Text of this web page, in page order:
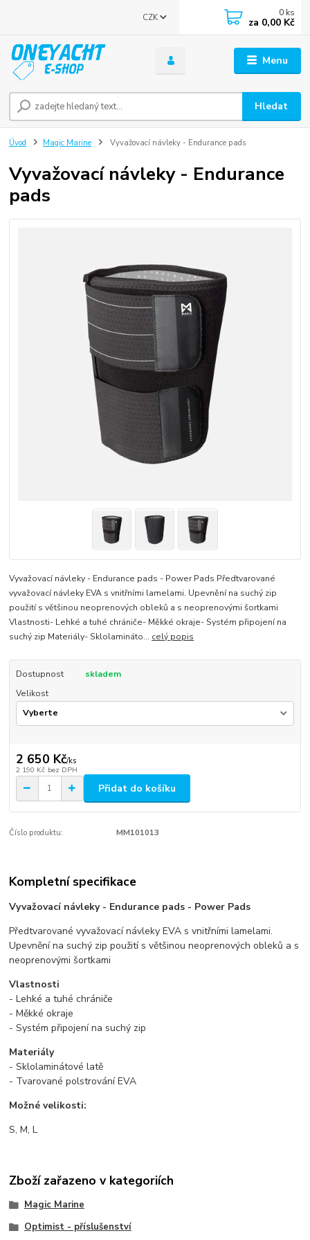
Menu
CZK
Hledat
0 ks
za 0,00 Kč
Úvod Magic Marine Vyvažovací návleky - Endurance pads
Vyvažovací návleky - Endurance
pads
Vyvažovací návleky - Endurance pads - Power Pads Předtvarované
vyvažovací návleky EVA s vnitřními lamelami. Upevnění na suchý zip
použití s většinou neoprenových obleků a s neoprenovými šortkami
Vlastnosti- Lehké a tuhé chrániče- Měkké okraje- Systém připojení na
suchý zip Materiály- Sklolamináto... celý popis
Dostupnost
skladem
Velikost
2 650 Kč/ks
2 190 Kč bez DPH
Přidat do košíku
Číslo produktu: MM101013
Kompletní specifikace
Vyvažovací návleky - Endurance pads - Power Pads
Předtvarované vyvažovací návleky EVA s vnitřními lamelami.
Upevnění na suchý zip použití s většinou neoprenových obleků a s
neoprenovými šortkami
Vlastnosti
- Lehké a tuhé chrániče
- Měkké okraje
- Systém připojení na suchý zip
Materiály
- Sklolaminátové latě
- Tvarované polstrování EVA
Možné velikosti:
S, M, L
Zboží zařazeno v kategoriích
Magic Marine
Optimist - příslušenství